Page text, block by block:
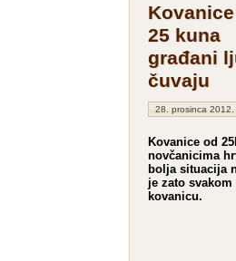
25 kuna
građani
čuvaju
28. prosinca 2012.
Kovanice od
novčanicima
bolja situacija
je zato
kovanicu.